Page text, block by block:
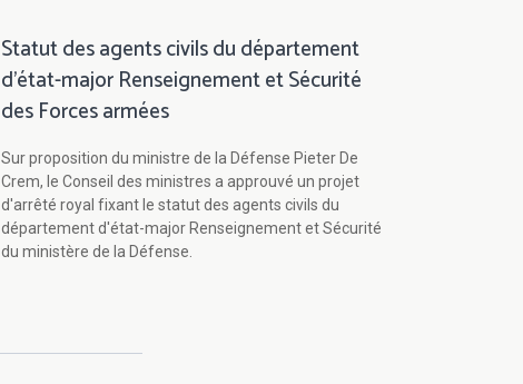
Statut des agents civils du département
d'état-major Renseignement et Sécurité
des Forces armées
Sur proposition du ministre de la Défense Pieter De
Crem, le Conseil des ministres a approuvé un projet
d'arrêté royal fixant le statut des agents civils du
département d'état-major Renseignement et Sécurité
du ministère de la Défense.